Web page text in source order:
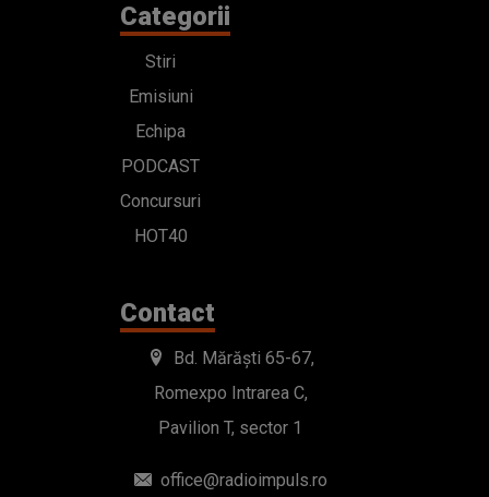
Categorii
Stiri
Emisiuni
Echipa
PODCAST
Concursuri
HOT40
Contact
Bd. Mărăști 65-67,
Romexpo Intrarea C,
Pavilion T, sector 1
office@radioimpuls.ro